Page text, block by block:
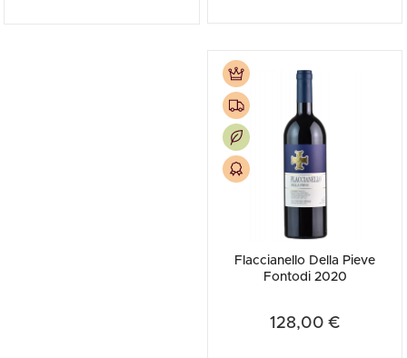
Flaccianello Della Pieve
Fontodi 2020
128,00 €